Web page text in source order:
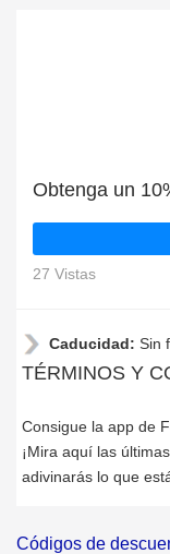
27 Vistas
Caducidad: Sin
TÉRMINOS Y
Consigue la app de
¡Mira aquí las
adivinarás lo que
Códigos de